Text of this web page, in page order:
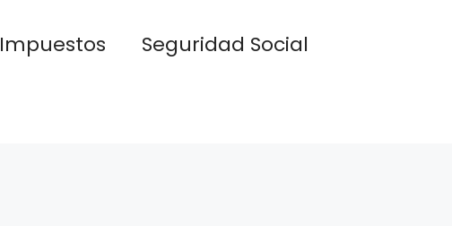
Impuestos
Seguridad Social